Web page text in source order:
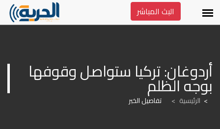
البث المباشر
بوجه الظلم
الرئيسية > تفاصيل الخبر